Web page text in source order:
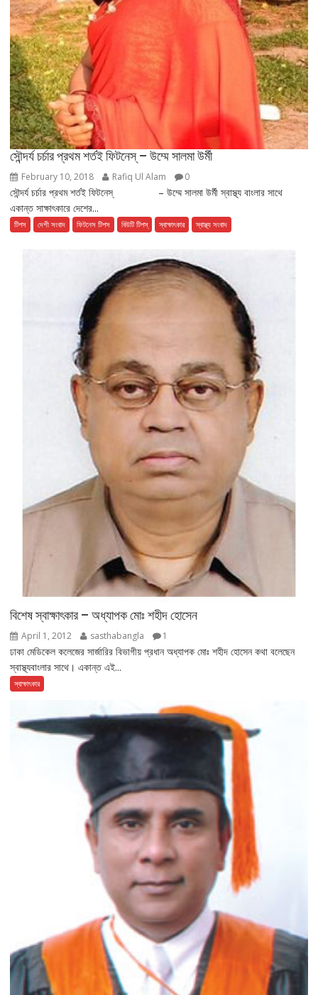
সৌন্দর্য চর্চার প্রথম শর্তই ফিটনেস্ – উম্মে সালমা উর্মী
February 10, 2018 Rafiq Ul Alam 0
সৌন্দর্য চর্চার প্রথম শর্তই ফিটনেস্ – উম্মে সালমা উর্মী স্বাস্থ্য বাংলার সাথে
একান্ত সাক্ষাৎকারে দেশের...
টিপস দেশী সংবাদ ফিটনেস টিপস বিউটি টিপস্ স্বাক্ষাৎকার স্বাস্থ্য সংবাদ
বিশেষ স্বাক্ষাৎকার – অধ্যাপক মোঃ শহীদ হোসেন
April 1, 2012 sasthabangla 1
ঢাকা মেডিকেল কলেজের সার্জারির বিভাগীয় প্রধান অধ্যাপক মোঃ শহীদ হোসেন কথা বলেছেন
স্বাস্থ্যবাংলার সাথে। একান্ত এই...
স্বাক্ষাৎকার